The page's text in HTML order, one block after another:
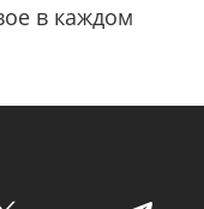
в каждом